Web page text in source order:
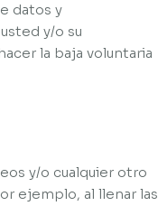
datos y
y/o su
la baja voluntaria
y/o cualquier otro
ejemplo, al llenar las